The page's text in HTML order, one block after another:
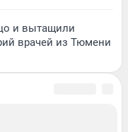
и вытащили
врачей из Тюмени